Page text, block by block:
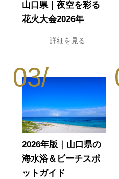
山口県｜夜空を彩る
花火大会2026年
詳細を見る
2026年版｜山口県の
海水浴＆ビーチスポ
ットガイド